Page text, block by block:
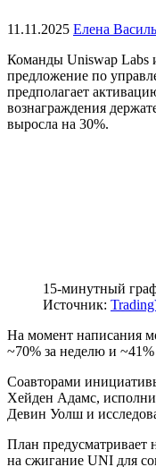
11.11.2025 Елена
Команды Uniswap Labs
предложение по
предполагает
вознаграждения
выросла на 30%.
15-минутный
Источник:
На момент написания
~70% за неделю и
Соавторами
Хейден Адамс,
Девин Уолш и
План предусматривает
на сжигание UNI для